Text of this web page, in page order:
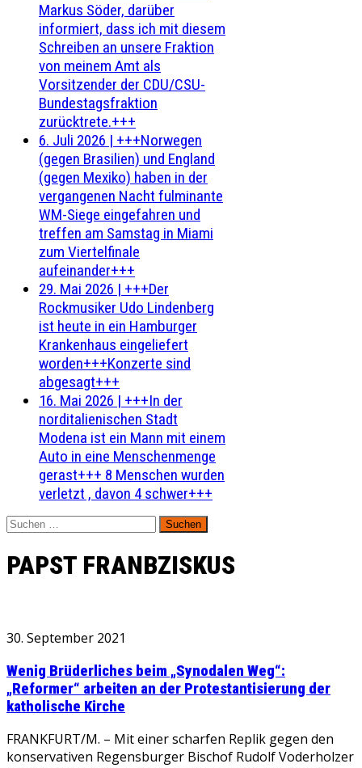
Markus Söder, darüber
informiert, dass ich mit diesem
Schreiben an unsere Fraktion
von meinem Amt als
Vorsitzender der CDU/CSU-
Bundestagsfraktion
zurücktrete.+++
6. Juli 2026 | +++Norwegen
(gegen Brasilien) und England
(gegen Mexiko) haben in der
vergangenen Nacht fulminante
WM-Siege eingefahren und
treffen am Samstag in Miami
zum Viertelfinale
aufeinander+++
29. Mai 2026 | +++Der
Rockmusiker Udo Lindenberg
ist heute in ein Hamburger
Krankenhaus eingeliefert
worden+++Konzerte sind
abgesagt+++
16. Mai 2026 | +++In der
norditalienischen Stadt
Modena ist ein Mann mit einem
Auto in eine Menschenmenge
gerast+++ 8 Menschen wurden
verletzt , davon 4 schwer+++
Suchen
nach:
PAPST FRANBZISKUS
30. September 2021
Wenig Brüderliches beim „Synodalen Weg“:
„Reformer“ arbeiten an der Protestantisierung der
katholische Kirche
FRANKFURT/M. – Mit einer scharfen Replik gegen den
konservativen Regensburger Bischof Rudolf Voderholzer